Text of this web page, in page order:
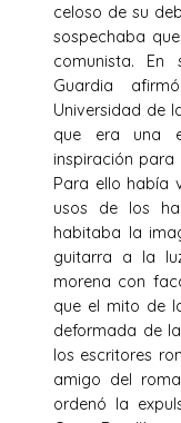
celoso de su
sospechaba
comunista.
Guardia
Universidad de
que era una
inspiración
Para ello había
usos de los
habitaba la
guitarra a la
morena con
que el mito de
deformada de
los escritores
amigo del
ordenó la